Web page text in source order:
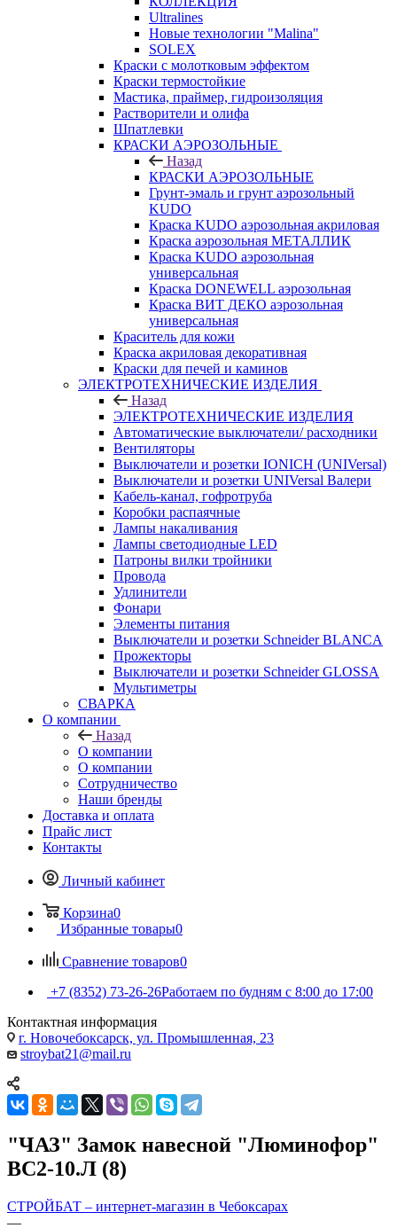
Ultralines
Новые технологии "Malina"
SOLEX
Краски с молотковым эффектом
Краски термостойкие
Мастика, праймер, гидроизоляция
Растворители и олифа
Шпатлевки
КРАСКИ АЭРОЗОЛЬНЫЕ
Назад
КРАСКИ АЭРОЗОЛЬНЫЕ
Грунт-эмаль и грунт аэрозольный
KUDO
Краска KUDO аэрозольная акриловая
Краска аэрозольная МЕТАЛЛИК
Краска KUDO аэрозольная
универсальная
Краска DONEWELL аэрозольная
Краска ВИТ ДЕКО аэрозольная
универсальная
Краситель для кожи
Краска акриловая декоративная
Краски для печей и каминов
ЭЛЕКТРОТЕХНИЧЕСКИЕ ИЗДЕЛИЯ
Назад
ЭЛЕКТРОТЕХНИЧЕСКИЕ ИЗДЕЛИЯ
Автоматические выключатели/ расходники
Вентиляторы
Выключатели и розетки IONICH (UNIVersal)
Выключатели и розетки UNIVersal Валери
Кабель-канал, гофротруба
Коробки распаячные
Лампы накаливания
Лампы светодиодные LED
Патроны вилки тройники
Провода
Удлинители
Фонари
Элементы питания
Выключатели и розетки Schneider BLANCA
Прожекторы
Выключатели и розетки Schneider GLOSSA
Мультиметры
СВАРКА
О компании
Назад
О компании
О компании
Сотрудничество
Наши бренды
Доставка и оплата
Прайс лист
Контакты
Личный кабинет
Корзина0
Избранные товары0
Сравнение товаров0
+7 (8352) 73-26-26Работаем по будням с 8:00 до 17:00
Контактная информация
г. Новочебоксарск, ул. Промышленная, 23
stroybat21@mail.ru
"ЧАЗ" Замок навесной "Люминофор"
ВС2-10.Л (8)
СТРОЙБАТ – интернет-магазин в Чебоксарах
—